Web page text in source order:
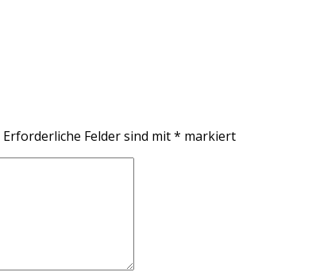
Erforderliche Felder sind mit* markiert